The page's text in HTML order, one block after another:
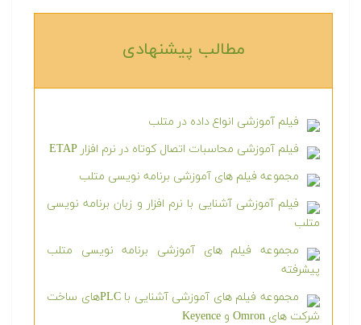
مطالب پیشنهادی‎
فیلم آموزشی انواع داده در متلب
فیلم آموزشی محاسبات اتصال کوتاه در نرم افزار ETAP
مجموعه فیلم های آموزشی برنامه نویسی متلب
فیلم آموزشی آشنایی با نرم افزار و زبان برنامه نویسی
متلب
مجموعه فیلم های آموزشی برنامه نویسی متلب
پیشرفته
مجموعه فیلم های آموزشی آشنایی با PLCهای ساخت
شرکت های Omron و Keyence